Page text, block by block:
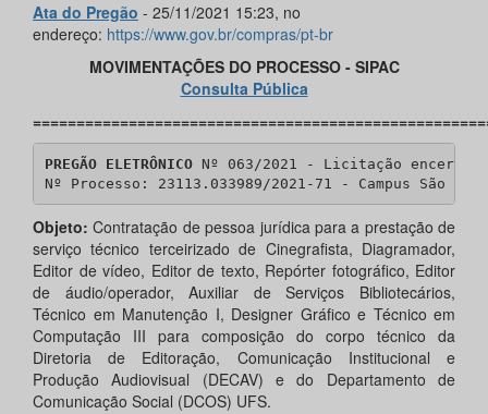
Ata do Pregão - 25/11/2021 15:23, no
endereço: https://www.gov.br/compras/pt-br
MOVIMENTAÇÕES DO PROCESSO - SIPAC
Consulta Pública
PREGÃO ELETRÔNICO Nº 063/2021 - Licitação encerrada
Nº Processo: 23113.033989/2021-71 - Campus São
Objeto:Contratação de pessoa jurídica para a prestação de
serviço técnico terceirizado de Cinegrafista, Diagramador,
Editor de vídeo, Editor de texto, Repórter fotográfico, Editor
de áudio/operador, Auxiliar de Serviços Bibliotecários,
Técnico em Manutenção I, Designer Gráfico e Técnico em
Computação III para composição do corpo técnico da
Diretoria de Editoração, Comunicação Institucional e
Produção Audiovisual (DECAV) e do Departamento de
Comunicação Social (DCOS) UFS.